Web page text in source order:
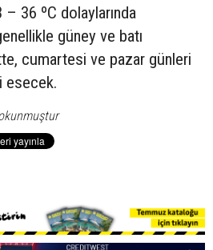
36 ºC dolaylarında
güney ve batı
cumartesi ve pazar günleri
esecek.